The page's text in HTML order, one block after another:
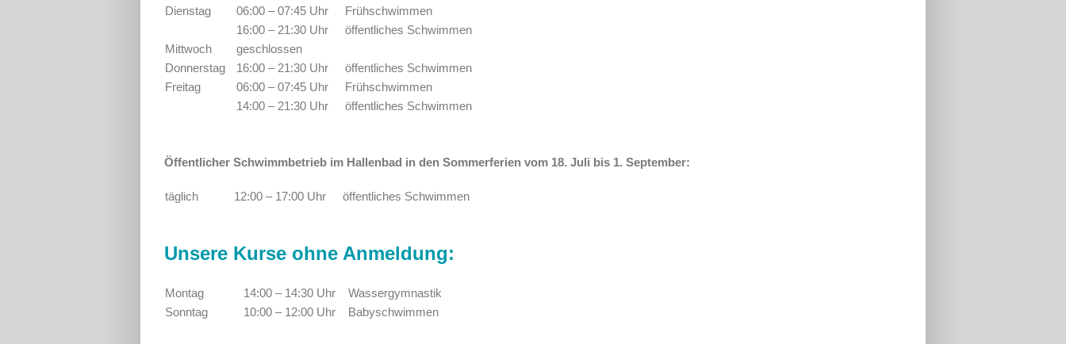
Dienstag
06:00 – 07:45 Uhr
Frühschwimmen
16:00 – 21:30 Uhr
öffentliches Schwimmen
Mittwoch
geschlossen
Donnerstag
16:00 – 21:30 Uhr
öffentliches Schwimmen
Freitag
06:00 – 07:45 Uhr
Frühschwimmen
14:00 – 21:30 Uhr
öffentliches Schwimmen
Öffentlicher Schwimmbetrieb im Hallenbad in den Sommerferien vom 18. Juli bis 1. September:
täglich 12:00 – 17:00 Uhr öffentliches Schwimmen
Unsere Kurse ohne Anmeldung:
Montag 14:00 – 14:30 Uhr
Wassergymnastik
Sonntag
10:00 – 12:00 Uhr Babyschwimmen